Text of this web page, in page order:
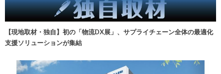
【現地取材・独自】初の「物流DX展」、サプライチェーン全体の最適化
支援ソリューションが集結